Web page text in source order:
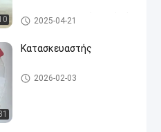
Επιχρίσεις σε σκόνη από κόκ
κους ξύλου
2025-04-21
Κατασκευαστής
Θερμοστεκτική επίστρωση
σκόνης
2026-02-03